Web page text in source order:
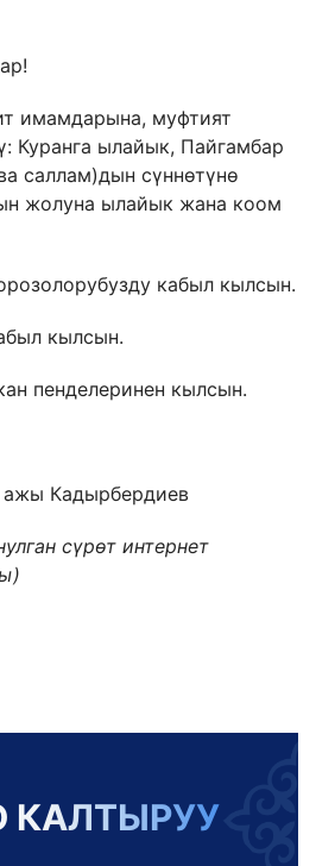
имамдарына, муфтият
Куранга ылайык, Пайгамбар
саллам)дын сүннөтүнө
жолуна ылайык жана коом
кабыл кылсын.
кылсын.
пенделеринен кылсын.
ажы Кадырбердиев
сүрөт интернет
КАЛТЫРУУ